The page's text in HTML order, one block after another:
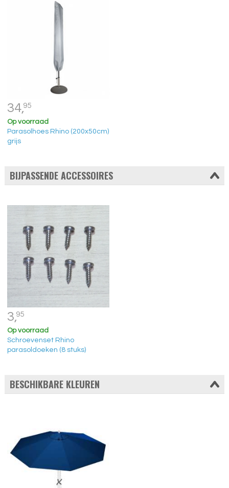
34,95
Op voorraad
Parasolhoes Rhino (200x50cm)
grijs
BIJPASSENDE ACCESSOIRES
3,95
Op voorraad
Schroevenset Rhino
parasoldoeken (8 stuks)
BESCHIKBARE KLEUREN